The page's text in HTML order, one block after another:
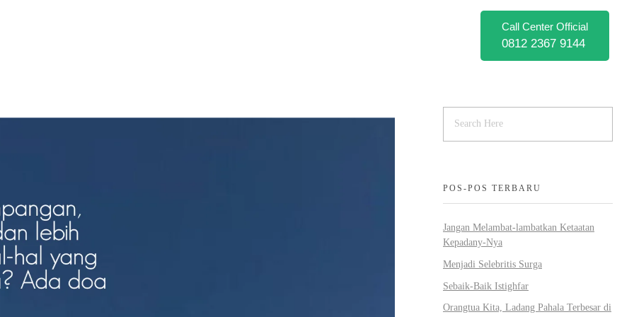
Call Center Official
0812 2367 9144
POS-POS TERBARU
Jangan Melambat-lambatkan Ketaatan
Kepadany-Nya
Menjadi Selebritis Surga
Sebaik-Baik Istighfar
Orangtua Kita, Ladang Pahala Terbesar di